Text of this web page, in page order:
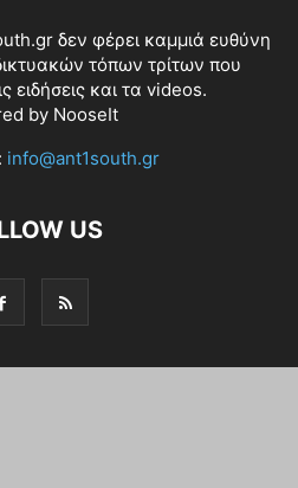
δεν φέρει καμμιά ευθύνη
τόπων τρίτων που
ειδήσεις και τα videos.
by NooseIt
info@ant1south.gr
US